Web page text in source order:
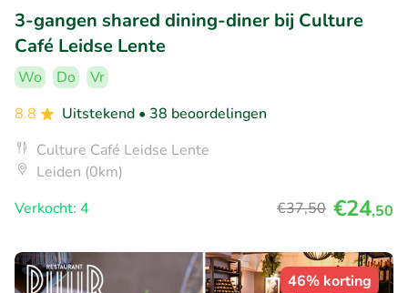
3-gangen shared dining-diner bij Culture
Café Leidse Lente
Wo Do
Vr
8.8
Uitstekend • 38 beoordelingen
Culture Café Leidse Lente
Leiden (0km)
Verkocht: 4
€37,50 €24,50
46% korting